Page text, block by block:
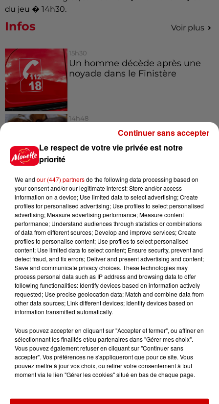
du jeu � 14h30.
Infos Voir plus
15h30
Un homme décède après une
noyade dans le Finistère
14h48
Vendre un chiot en animalerie
peut coûter très cher
14h03
Invasion de physalies sur des
plages du Sud-Ouest
11h51
À LA UNE : affaire Manon
Relandeau, musée cambriolé et
Amel Bent en...
Jeux Voir plus
Gagnez vos places pour le
Festival du Roi Arthur 2026 !
Le respect de votre vie privée est notre
priorité
We and our (447) partnersdo the following data processing based on
your consent and/or our legitimate interest: Store and/or access
information on a device; Use limited data to select advertising; Create
profiles for personalised advertising; Use profiles to select personalised
advertising; Measure advertising performance; Measure content
performance; Understand audiences through statistics or combinations
of data from different sources; Develop and improve services; Create
profiles to personalise content; Use profiles to select personalised
content; Use limited data to select content; Ensure security, prevent and
detect fraud, and fix errors; Deliver and present advertising and content;
Save and communicate privacy choices. These technologies may
process personal data such as IP address and browsing data to offer
following functionalities: Identify devices based on information actively
requested; Use precise geolocation data; Match and combine data from
other data sources; Link different devices; Identify devices based on
information transmitted automatically.
Vous pouvez accepter en cliquant sur "Accepter et fermer", ou affiner en
sélectionnant les finalités et/ou partenaires dans "Gérer mes choix".
Vous pouvez également refuser en cliquant sur "Continuer sans
accepter". Vos préférences ne s'appliqueront que pour ce site. Vous
pouvez mettre à jour vos choix, ou retirer votre consentement à tout
moment via le lien "Gérer les cookies" situé en bas de chaque page.
Continuer sans accepter